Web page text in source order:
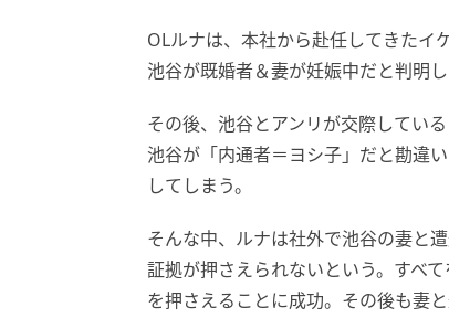
OLルナは、本社から赴任してきたイ
池谷が既婚者＆妻が妊娠中だと判明
その後、池谷とアンリが交際してい
池谷が「内通者＝ヨシ子」だと勘違
してしまう。
そんな中、ルナは社外で池谷の妻と
証拠が押さえられないという。すべ
を押さえることに成功。その後も妻